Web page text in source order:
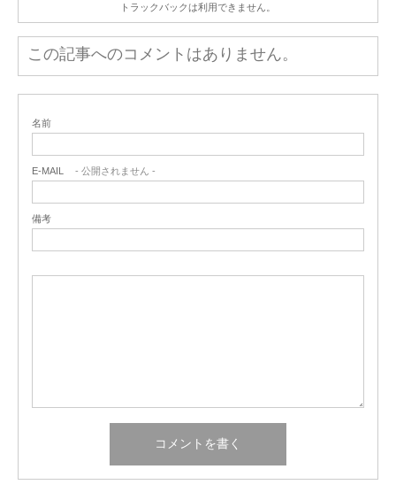
トラックバックは利用できません。
この記事へのコメントはありません。
名前
E-MAIL - 公開されません -
備考